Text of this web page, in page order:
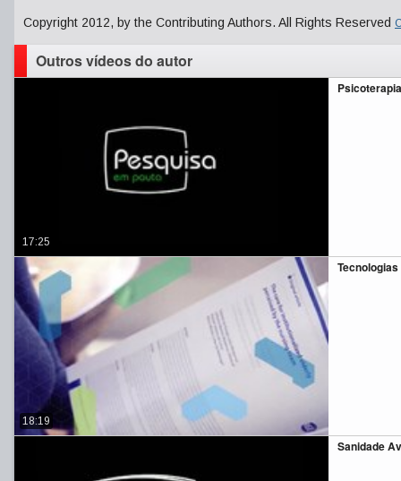
Copyright 2012, by the Contributing Authors. All Rights Reserved
Outros vídeos do autor
17:25
18:19
Sanidade